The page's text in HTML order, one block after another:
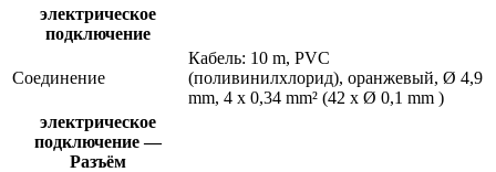
электрическое
подключение
Соединение
Кабель: 10 m, PVC
(поливинилхлорид), оранжевый, Ø 4,9
mm, 4 x 0,34 mm² (42 x Ø 0,1 mm )
электрическое
подключение —
Разъём